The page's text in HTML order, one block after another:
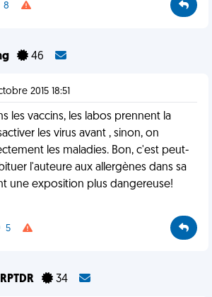
8
46
2015 18:51
les vaccins, les labos prennent la
les virus avant , sinon, on
les maladies. Bon, c'est peut-
l'auteure aux allergènes dans sa
une exposition plus dangereuse!
5
34